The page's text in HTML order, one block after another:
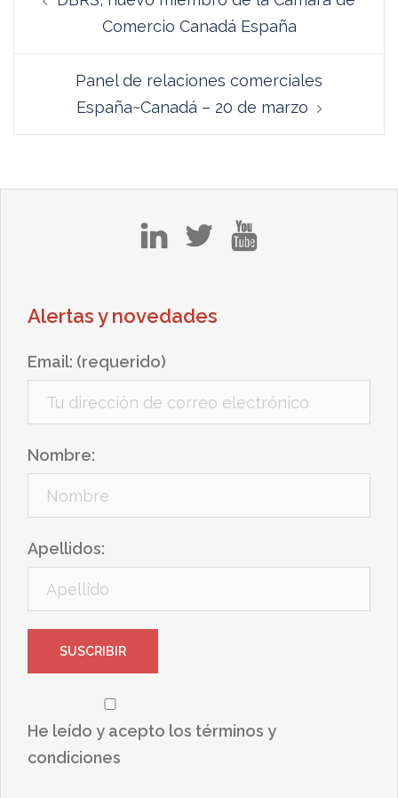
entradasComercio Canadá España
Panel de relaciones comerciales
España~Canadá – 20 de marzo
Alertas y novedades
Email: (requerido)
Nombre:
Apellidos:
He leído y acepto los términos y
condiciones